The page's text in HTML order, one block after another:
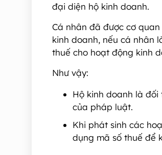
đại diện hộ kinh doanh.
Cá nhân đã được cơ
kinh doanh, nếu cá nhân
thuế cho hoạt động kinh
Như vậy:
Hộ kinh doanh là
của pháp luật.
Khi phát sinh các
dụng mã số thuế để